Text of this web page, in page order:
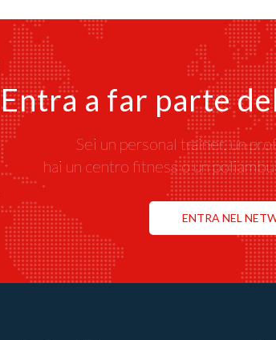
Entra a far parte
Sei un personal trainer, un
hai un centro fitness o un
ENTRA NEL